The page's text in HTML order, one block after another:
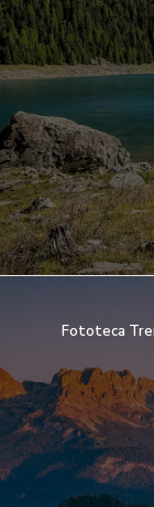
Fototeca